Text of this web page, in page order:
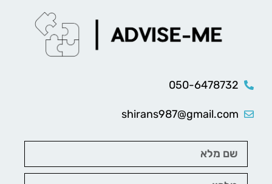
050-6478732
shirans987@gmail.com